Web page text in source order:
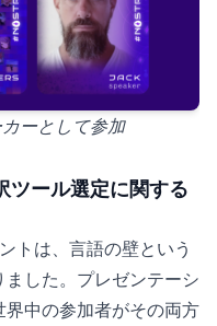
ーとして参加
ール選定に関する
トは、言語の壁という
した。プレゼンテーシ
中の参加者がその両方